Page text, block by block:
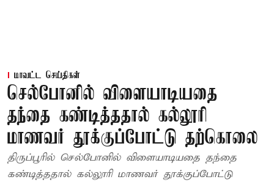
மாவட்ட செய்திகள்
செல்போனில் விளையாடியதை
தந்தை கண்டித்ததால் கல்லூரி
மாணவர் தூக்குப்போட்டு தற்கொலை
திருப்பூரில் செல்போனில் விளையாடியதை தந்தை
கண்டித்ததால் கல்லூரி மாணவர் தூக்குப்போட்டு